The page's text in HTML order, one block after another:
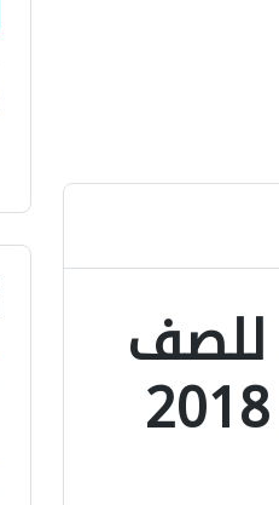
للصف
الثانى الاعدادى نصف العام 2018